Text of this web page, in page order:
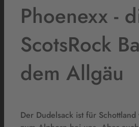
Phoenexx -
ScotsRock
dem Allgäu
Der Dudelsack ist für